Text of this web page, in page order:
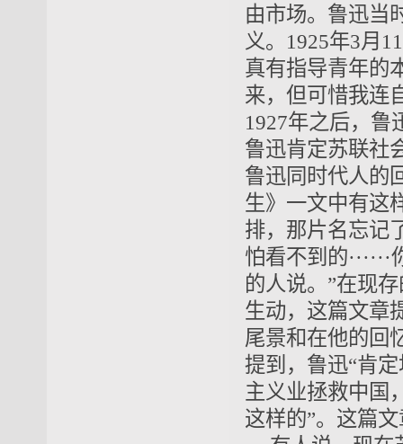
由市场。鲁迅当
义。1925年3月
真有指导青年
来，但可惜我连
1927年之后，鲁
鲁迅肯定苏联社
鲁迅同时代人的
生》一文中有这
排，那片名忘记
怕看不到的
的人说。”在现
生动，这篇文章
尾景和在他的回
提到，鲁迅“肯
主义业拯救中国
这样的”。这篇